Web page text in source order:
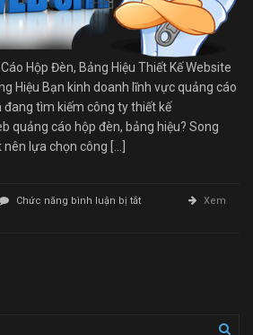
Hộp Đèn, Bảng Hiệu Thiết Kế Website
Hiệu Bạn kinh doanh lĩnh vực quảng cáo
đang tìm kiếm công ty thiết kế
quảng cáo hộp đèn, bảng hiệu? Song
lựa chọn công […]
Chức năng bình luận bị tắtở
Xem